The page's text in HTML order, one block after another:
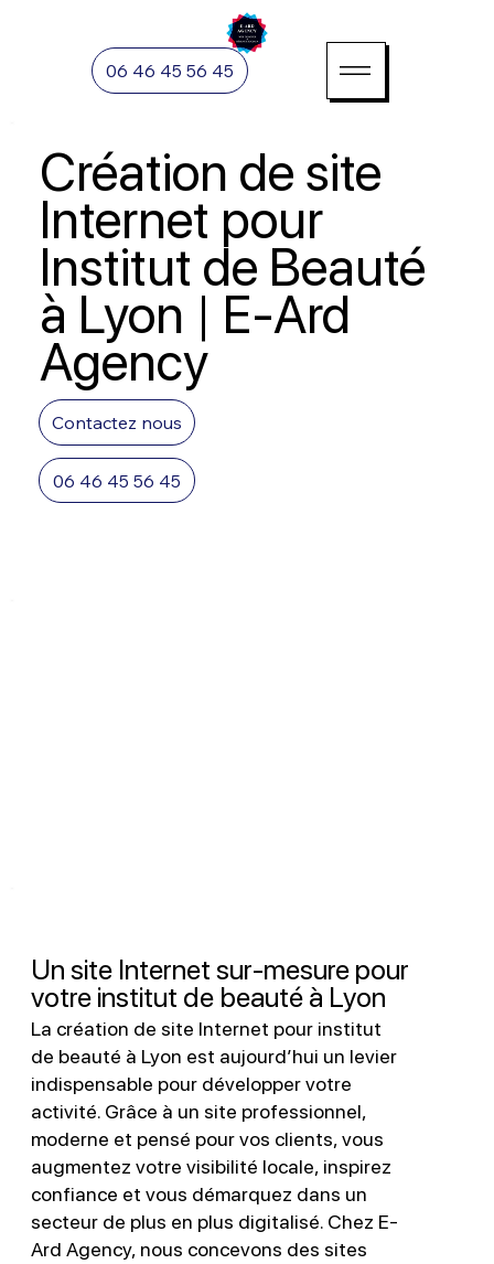
06 46 45 56 45
Un site Internet sur-mesure pour
votre institut de beauté à Lyon
La création de site Internet pour institut
de beauté à Lyon est aujourd’hui un levier
indispensable pour développer votre
activité. Grâce à un site professionnel,
moderne et pensé pour vos clients, vous
augmentez votre visibilité locale, inspirez
confiance et vous démarquez dans un
secteur de plus en plus digitalisé. Chez E-
Ard Agency, nous concevons des sites
Création de site
Internet pour
Institut de Beauté
à Lyon | E-Ard
Agency
Contactez nous
06 46 45 56 45